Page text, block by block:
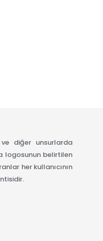
diğer unsurlarda
logosunun belirtilen
her kullanıcının